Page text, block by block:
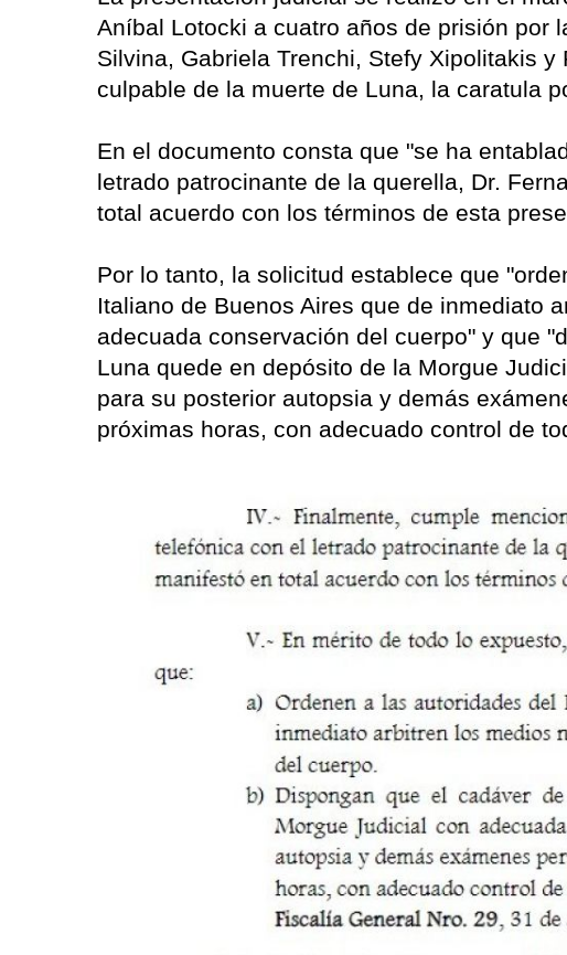
Aníbal Lotocki a cuatro años de prisión por
Silvina, Gabriela Trenchi, Stefy Xipolitakis
culpable de la muerte de Luna, la caratula
En el documento consta que "se ha
letrado patrocinante de la querella, Dr.
total acuerdo con los términos de esta
Por lo tanto, la solicitud establece que
Italiano de Buenos Aires que de inmediato
adecuada conservación del cuerpo" y que
Luna quede en depósito de la Morgue
para su posterior autopsia y demás
próximas horas, con adecuado control de